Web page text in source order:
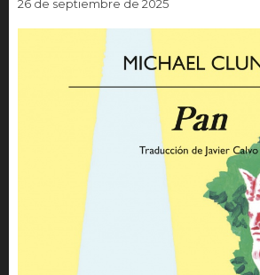
26 de septiembre de 2025